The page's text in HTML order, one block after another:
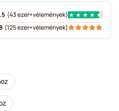
(43 ezer+vélemények)
(125 ezer+vélemények)